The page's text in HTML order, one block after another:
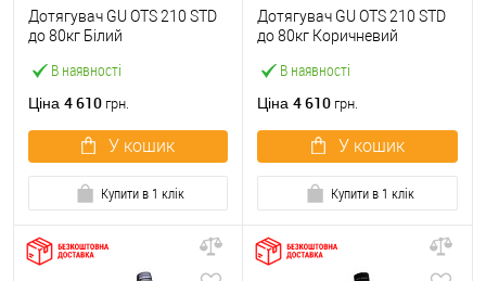
В наявності
Дотягувач GU ОТS 210 STD
до 80кг Білий
Ціна 4 610 грн.
У кошик
Купити в 1 клік
В наявності
Дотягувач GU ОТS 210 STD
до 80кг Коричневий
Ціна 4 610 грн.
У кошик
Купити в 1 клік